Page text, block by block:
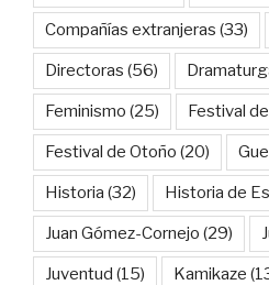
Compañías extranjeras (33)
Directoras (56)
Feminismo (25) Festival
Festival de Otoño (20)
Historia (32) Historia de
Juan Gómez-Cornejo (29)
Juventud (15) Kamikaze